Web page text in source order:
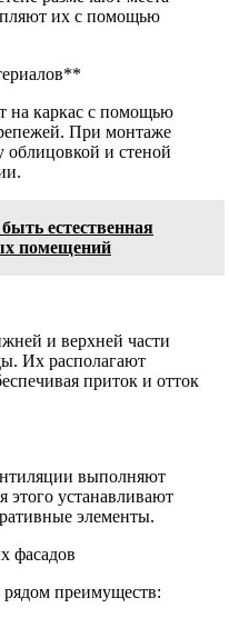
их с помощью
на каркас с помощью
При монтаже
облицовкой и стеной
естественная
помещений
и верхней части
Их располагают
приток и отток
выполняют
устанавливают
элементы.
фасадов
преимуществ: